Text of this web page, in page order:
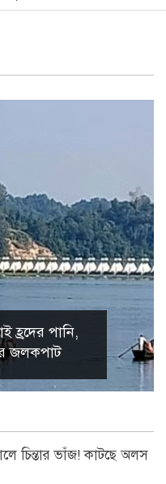
হ্রদের পানি,
জলকপাট
চিন্তার ভাঁজ! কাটছে অলস